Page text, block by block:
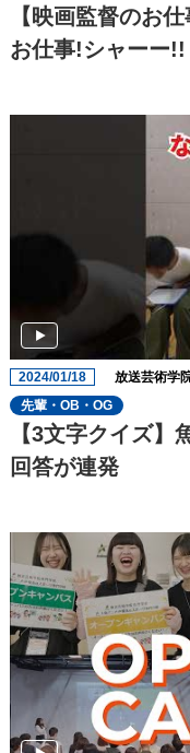
【映画監督のお
お仕事!シャーー!!
2024/01/18 放送芸術学
先輩・OB・OG
【3文字クイズ
回答が連発